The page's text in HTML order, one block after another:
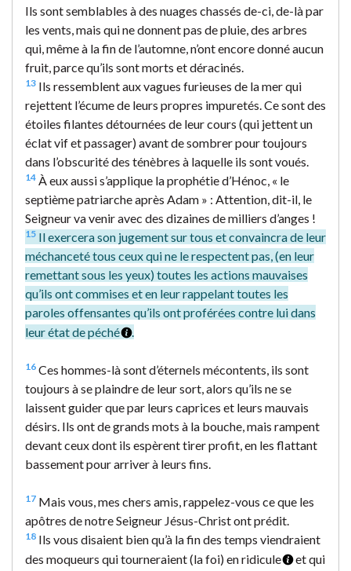
Ils sont semblables à des nuages chassés de-ci, de-là par
les vents, mais qui ne donnent pas de pluie, des arbres
qui, même à la fin de l’automne, n’ont encore donné aucun
fruit, parce qu’ils sont morts et déracinés.
13 Ils ressemblent aux vagues furieuses de la mer qui
rejettent l’écume de leurs propres impuretés. Ce sont des
étoiles filantes détournées de leur cours (qui jettent un
éclat vif et passager) avant de sombrer pour toujours
dans l’obscurité des ténèbres à laquelle ils sont voués.
14 À eux aussi s’applique la prophétie d’Hénoc, « le
septième patriarche après Adam » : Attention, dit-il, le
Seigneur va venir avec des dizaines de milliers d’anges !
15 Il exercera son jugement sur tous et convaincra de leur
méchanceté tous ceux qui ne le respectent pas, (en leur
remettant sous les yeux) toutes les actions mauvaises
qu’ils ont commises et en leur rappelant toutes les
paroles offensantes qu’ils ont proférées contre lui dans
leur état de péché
.
16 Ces hommes-là sont d’éternels mécontents, ils sont
toujours à se plaindre de leur sort, alors qu’ils ne se
laissent guider que par leurs caprices et leurs mauvais
désirs. Ils ont de grands mots à la bouche, mais rampent
devant ceux dont ils espèrent tirer profit, en les flattant
bassement pour arriver à leurs fins.
17 Mais vous, mes chers amis, rappelez-vous ce que les
apôtres de notre Seigneur Jésus-Christ ont prédit.
18 Ils vous disaient bien qu’à la fin des temps viendraient
des moqueurs qui tourneraient (la foi) en ridicule
et qui